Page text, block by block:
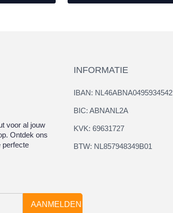
voor al jouw
Ontdek ons
perfecte
AANMELDEN
INFORMATIE
IBAN: NL46ABNA0495934542
BIC: ABNANL2A
KVK: 69631727
BTW: NL857948349B01